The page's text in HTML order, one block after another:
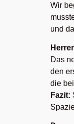
Wir
und
Das
den
die
Fazit: